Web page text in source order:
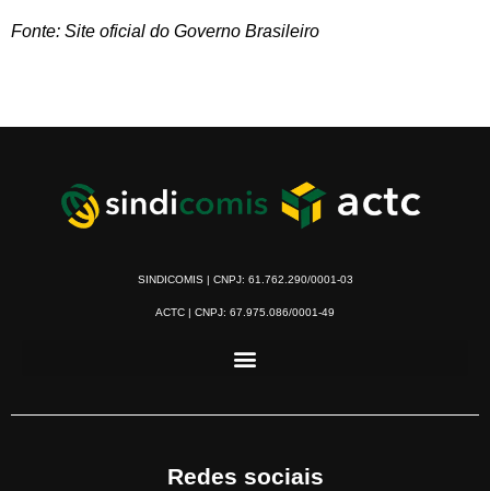
Fonte: Site oficial do Governo Brasileiro
SINDICOMIS | CNPJ: 61.762.290/0001-03
ACTC | CNPJ: 67.975.086/0001-49
Redes sociais